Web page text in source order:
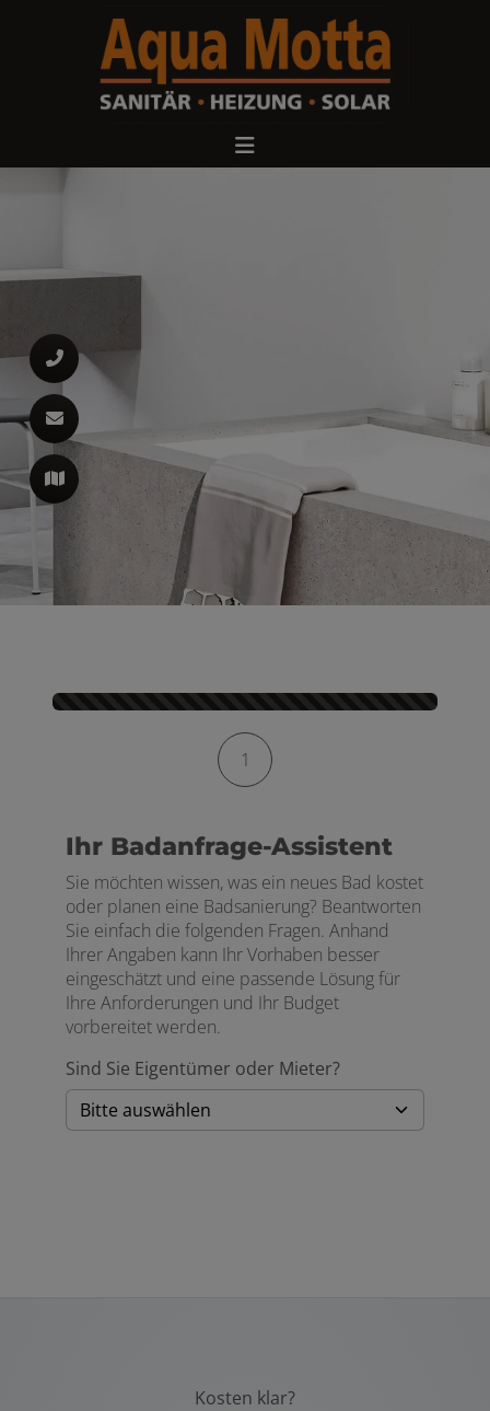
Kontaktformular-Fortschritt
1
Ihr Badanfrage-Assistent
Sie möchten wissen, was ein neues Bad kostet
oder planen eine Badsanierung? Beantworten
Sie einfach die folgenden Fragen. Anhand
Ihrer Angaben kann Ihr Vorhaben besser
eingeschätzt und eine passende Lösung für
Ihre Anforderungen und Ihr Budget
vorbereitet werden.
Sind Sie Eigentümer oder Mieter?
Kosten klar?
schließen
schließen
schließen